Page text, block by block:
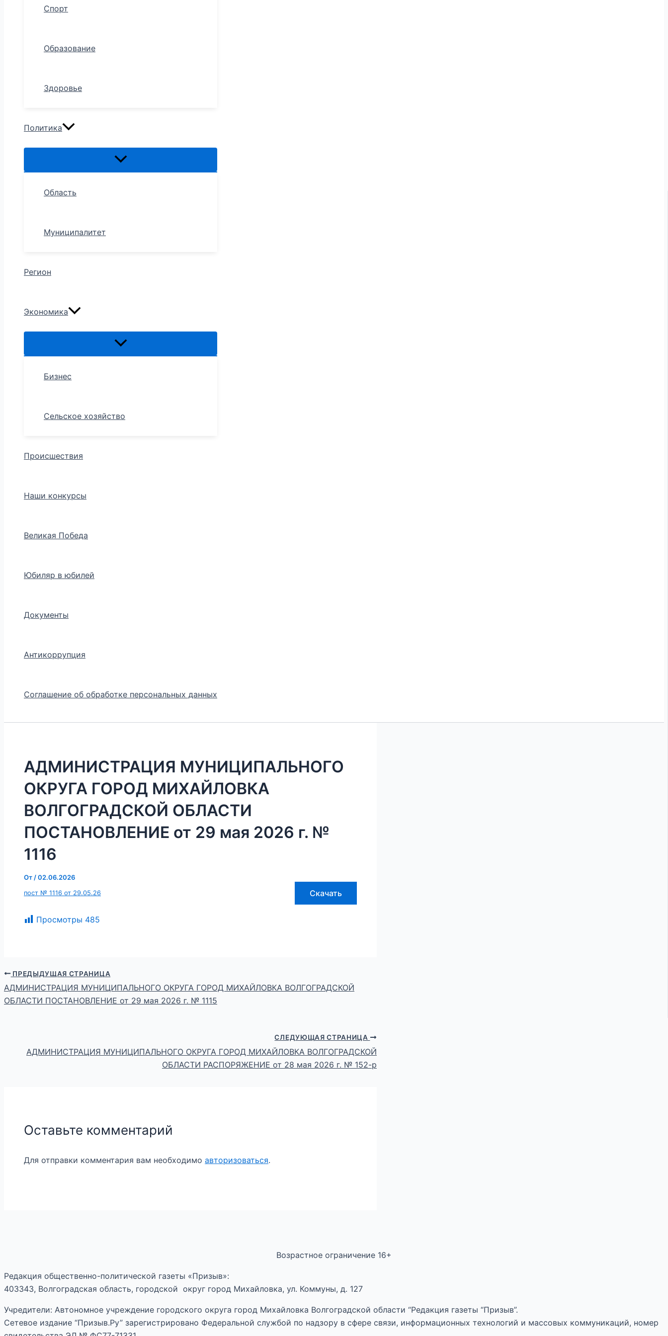
Спорт
Образование
Здоровье
Политика
Область
Муниципалитет
Регион
Экономика
Бизнес
Сельское хозяйство
Происшествия
Наши конкурсы
Великая Победа
Юбиляр в юбилей
Документы
Антикоррупция
Соглашение об обработке персональных данных
АДМИНИСТРАЦИЯ МУНИЦИПАЛЬНОГО
ОКРУГА ГОРОД МИХАЙЛОВКА
ВОЛГОГРАДСКОЙ ОБЛАСТИ
ПОСТАНОВЛЕНИЕ от 29 мая 2026 г. №
1116
От /02.06.2026
пост № 1116 от 29.05.26 Скачать
Просмотры 485
ПРЕДЫДУЩАЯ СТРАНИЦА
АДМИНИСТРАЦИЯ МУНИЦИПАЛЬНОГО ОКРУГА ГОРОД МИХАЙЛОВКА ВОЛГОГРАДСКОЙ
ОБЛАСТИ ПОСТАНОВЛЕНИЕ от 29 мая 2026 г. № 1115
СЛЕДУЮЩАЯ СТРАНИЦА
АДМИНИСТРАЦИЯ МУНИЦИПАЛЬНОГО ОКРУГА ГОРОД МИХАЙЛОВКА ВОЛГОГРАДСКОЙ
ОБЛАСТИ РАСПОРЯЖЕНИЕ от 28 мая 2026 г. № 152-р
Оставьте комментарий
Для отправки комментария вам необходимо авторизоваться.
Возрастное ограничение 16+
Редакция общественно-политической газеты «Призыв»:
403343, Волгоградская область, городской округ город Михайловка, ул. Коммуны, д. 127
Учредители: Автономное учреждение городского округа город Михайловка Волгоградской области “Редакция газеты “Призыв”.
Сетевое издание “Призыв.Ру” зарегистрировано Федеральной службой по надзору в сфере связи, информационных технологий и массовых коммуникаций, номер